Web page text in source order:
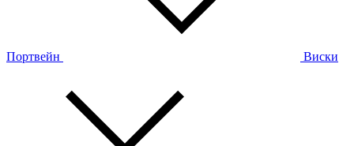
Портвейн Виски